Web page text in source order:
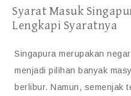
Syarat Masuk
Lengkapi Syaratnya
Singapura merupakan
menjadi pilihan banyak
berlibur. Namun, semenjak